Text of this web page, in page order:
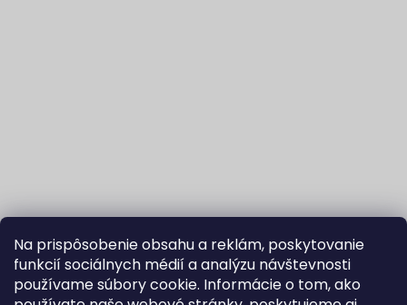
Na prispôsobenie obsahu a reklám, poskytovanie
funkcií sociálnych médií a analýzu návštevnosti
používame súbory cookie. Informácie o tom, ako